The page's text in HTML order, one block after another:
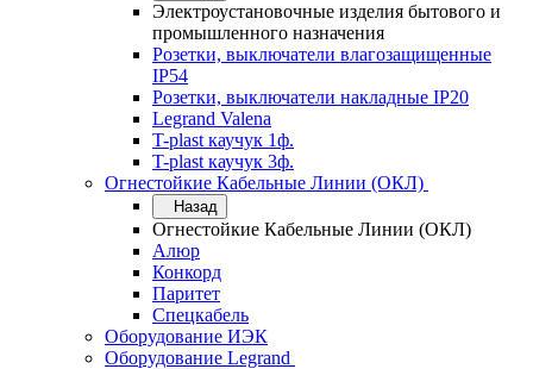
Электроустановочные изделия бытового и
промышленного назначения
Розетки, выключатели влагозащищенные
IP54
Розетки, выключатели накладные IP20
Legrand Valena
T-plast каучук 1ф.
T-plast каучук 3ф.
Огнестойкие Кабельные Линии (ОКЛ)
Назад
Огнестойкие Кабельные Линии (ОКЛ)
Алюр
Конкорд
Паритет
Спецкабель
Оборудование ИЭК
Оборудование Legrand